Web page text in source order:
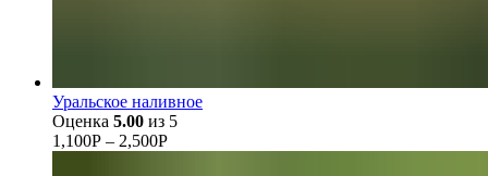
Уральское наливное
Оценка 5.00 из 5
1,100Р – 2,500Р